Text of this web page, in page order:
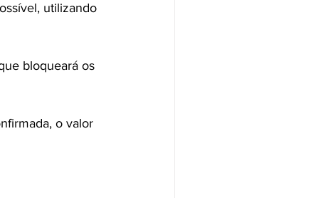
utilizando
bloqueará os
o valor